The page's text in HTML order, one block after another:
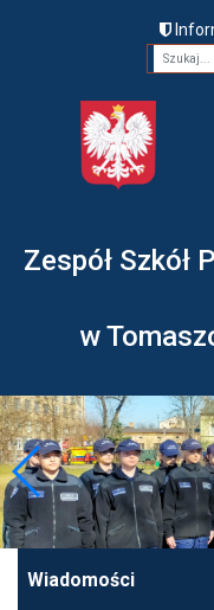
Fraza
Zespół Szkół
w
Wiadomości